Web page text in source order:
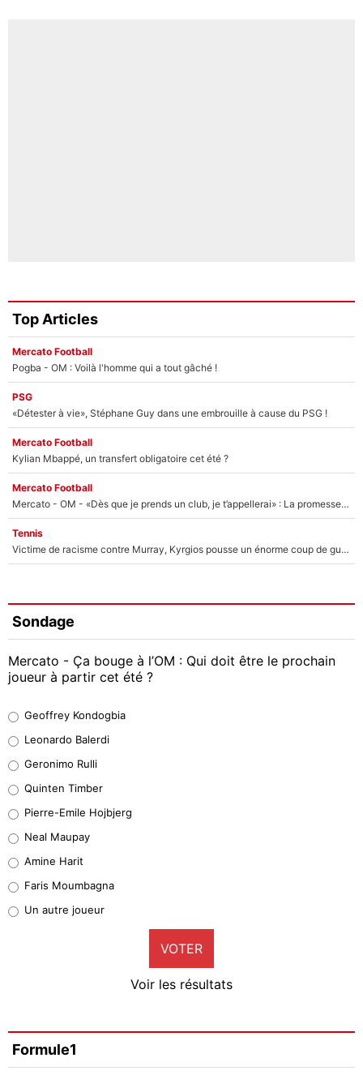
Top Articles
Mercato Football
Pogba - OM : Voilà l'homme qui a tout gâché !
PSG
«Détester à vie», Stéphane Guy dans une embrouille à cause du PSG !
Mercato Football
Kylian Mbappé, un transfert obligatoire cet été ?
Mercato Football
Mercato - OM - «Dès que je prends un club, je t’appellerai» : La promesse de Marcelino au moment de claquer la porte
Tennis
Victime de racisme contre Murray, Kyrgios pousse un énorme coup de gueule !
Sondage
Mercato - Ça bouge à l’OM : Qui doit être le prochain
joueur à partir cet été ?
38%
32%
5%
1%
9%
Faris Moumbagna
4%
Geoffrey Kondogbia
Leonardo Balerdi
Geronimo Rulli
Quinten Timber
Pierre-Emile Hojbjerg
Neal Maupay
Amine Harit
Faris Moumbagna
Un autre joueur
VOTER
Voir les résultats
Formule1